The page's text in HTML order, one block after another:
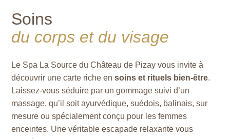
Soins
du corps et du visage
Le Spa La Source du Château de Pizay vous invite à
découvrir une carte riche ensoins et rituels bien-être.
Laissez-vous séduire par un gommage suivi d’un
massage, qu’il soit ayurvédique, suédois, balinais, sur
mesure ou spécialement conçu pour les femmes
enceintes. Une véritable escapade relaxante vous